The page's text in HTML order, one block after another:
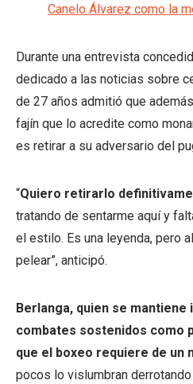
Canelo Álvarez como la
Durante una entrevista
dedicado a las noticias sobre
de 27 años admitió que
fajín que lo acredite como
es retirar a su adversario del
“Quiero retirarlo
tratando de sentarme aquí y
el estilo. Es una leyenda, pero
pelear”, anticipó.
Berlanga, quien se mantiene
combates sostenidos como
que el boxeo requiere de un
pocos lo vislumbran